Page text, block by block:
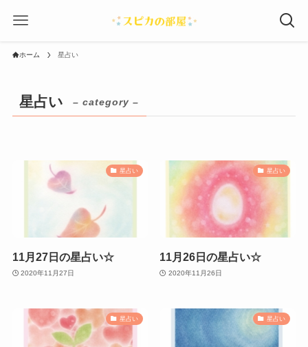
ホーム 星占い
星占い – category –
星占い
11月27日の星占い☆
2020年11月27日
星占い
11月26日の星占い☆
2020年11月26日
星占い 星占い